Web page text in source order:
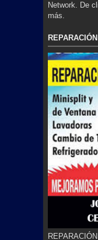
Network. De
más.